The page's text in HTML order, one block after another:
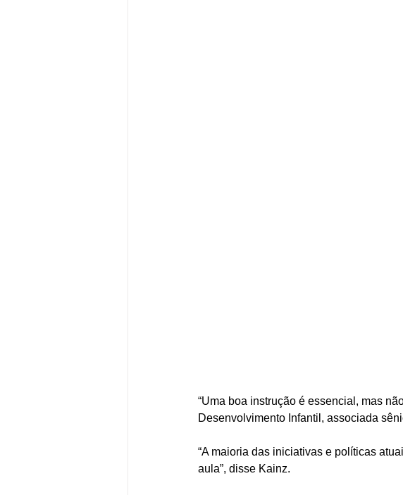
“Uma boa instrução é essencial, mas
Desenvolvimento Infantil, associada
“A maioria das iniciativas e políticas
aula”, disse Kainz.